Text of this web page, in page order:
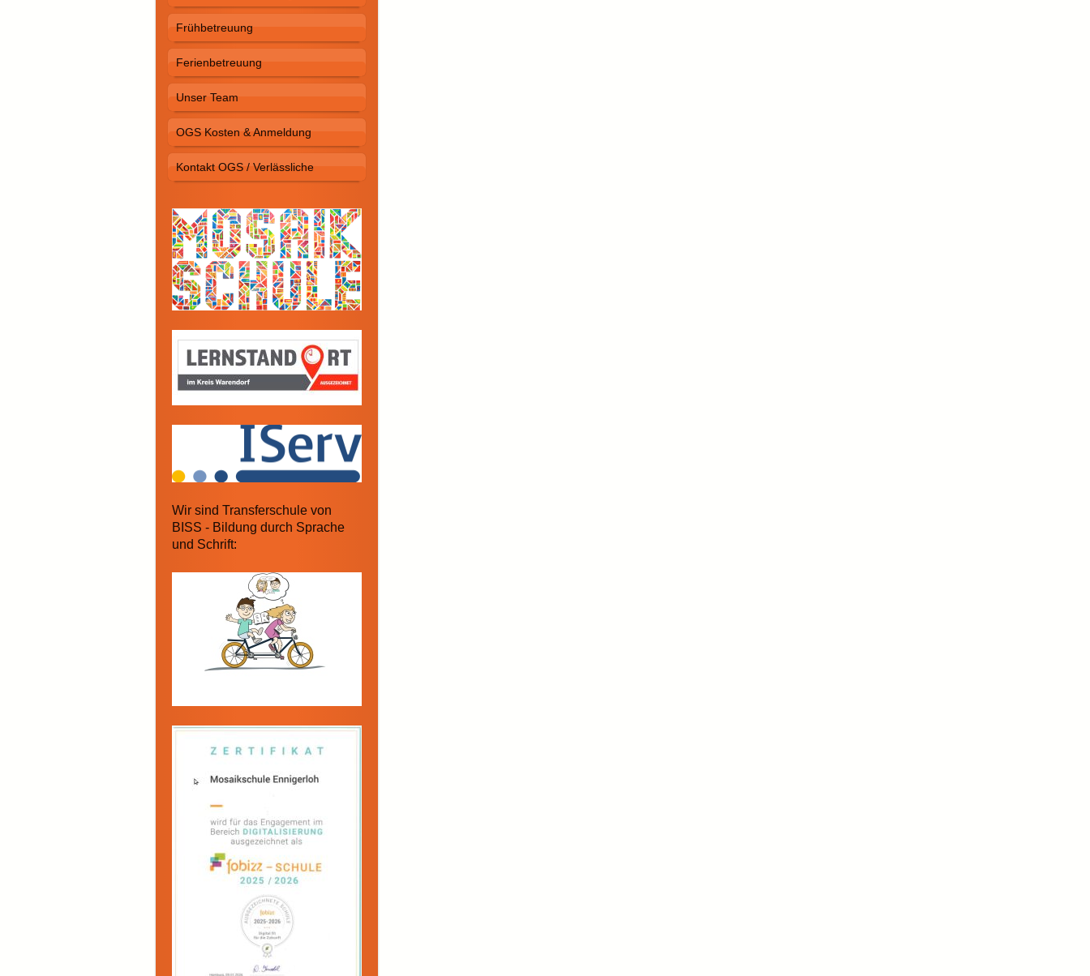
Frühbetreuung
Ferienbetreuung
Unser Team
OGS Kosten & Anmeldung
Kontakt OGS / Verlässliche
Wir sind Transferschule von
BISS - Bildung durch Sprache
und Schrift: